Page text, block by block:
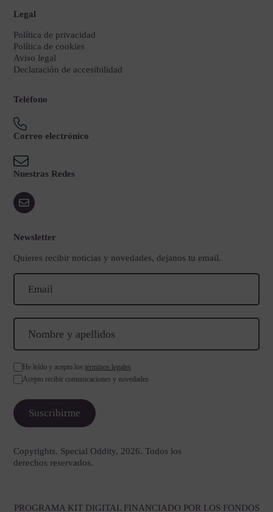
Legal
Política de privacidad
Política de cookies
Aviso legal
Declaración de accesibilidad
Teléfono
Correo electrónico
Nuestras Redes
Newsletter
Quieres recibir noticias y novedades, dejanos tu email.
He leído y acepto los términos legales
Acepto recibir comunicaciones y novedades
Copyrights. Special Oddity, 2026. Todos los
derechos reservados.
PROGRAMA KIT DIGITAL FINANCIADO POR LOS FONDOS